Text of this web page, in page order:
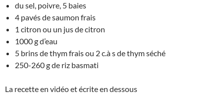
du sel, poivre, 5 baies
4 pavés de saumon frais
1 citron ou un jus de citron
1000 g d’eau
5 brins de thym frais ou 2 c.à s de thym séché
250-260 g de riz basmati
La recette en vidéo et écrite en dessous